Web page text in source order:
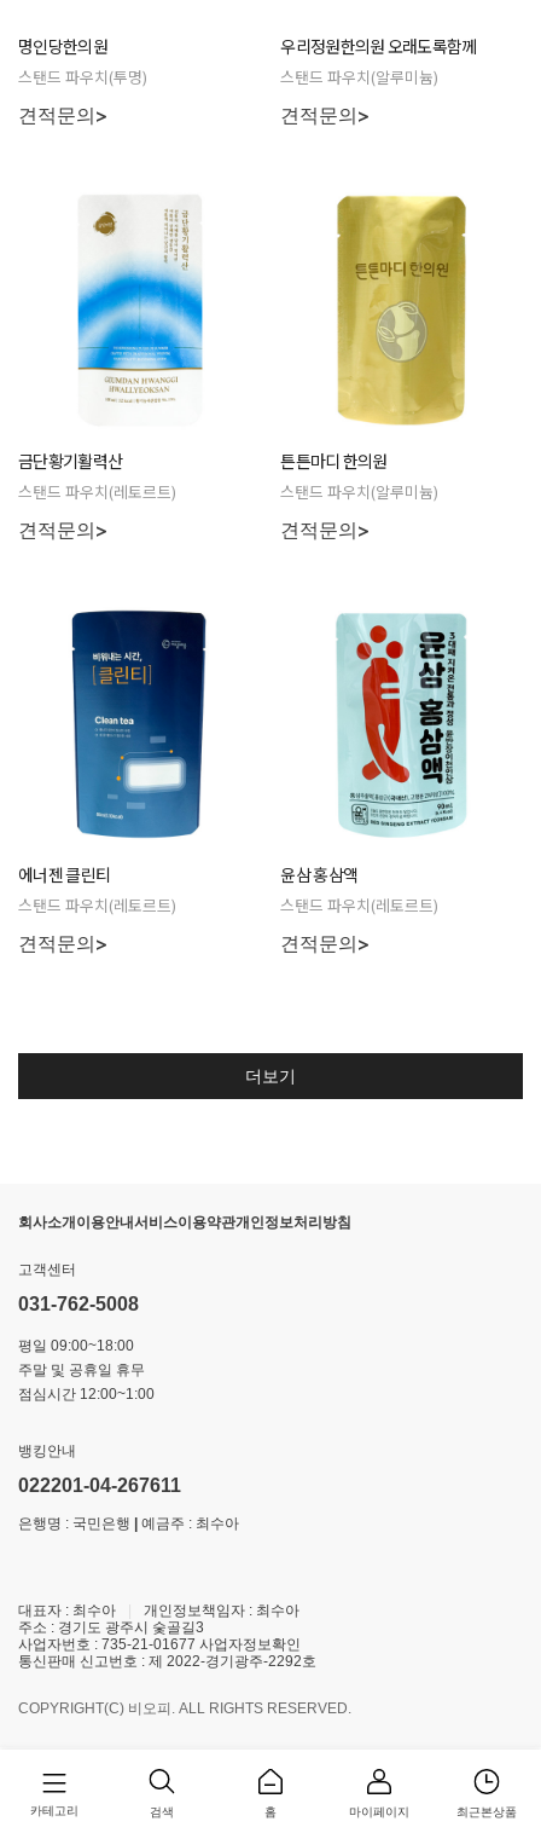
카테고리 검색 홈 마이페이지 최근본상품
명인당한의원
스탠드 파우치(투명)
견적문의>
우리정원한의원 오래도록함께
스탠드 파우치(알루미늄)
견적문의>
금단황기활력산
스탠드 파우치(레토르트)
견적문의>
튼튼마디 한의원
스탠드 파우치(알루미늄)
견적문의>
에너젠 클린티
스탠드 파우치(레토르트)
견적문의>
윤삼 홍삼액
스탠드 파우치(레토르트)
견적문의>
더보기
회사소개 이용안내서비스이용약관개인정보처리방침
고객센터
031-762-5008
평일 09:00~18:00
주말 및 공휴일 휴무
점심시간 12:00~1:00
뱅킹안내
022201-04-267611
은행명 : 국민은행 예금주 : 최수아
대표자 : 최수아
개인정보책임자 : 최수아
주소 : 경기도 광주시 숯골길3
사업자번호 : 735-21-01677 사업자정보확인
통신판매 신고번호 : 제 2022-경기광주-2292호
COPYRIGHT(C) 비오피. ALL RIGHTS RESERVED.